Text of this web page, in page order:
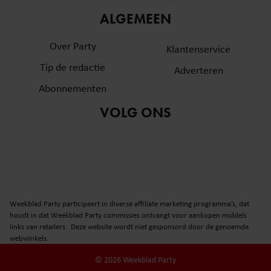
partners voor social media, adverteren en analyse. Deze
informatie die u aan ze heeft verstrekt of die ze hebben
verzameld op basis van uw gebruik van hun services. U
gebruiken.
ALGEMEEN
Over Party
Tip de redactie
Abonnementen
Klantenservice
Adverteren
VOLG ONS
Weekblad Party participeert in diverse affiliate marketing programma’s, dat
houdt in dat Weekblad Party commissies ontvangt voor aankopen middels
links van retailers. Deze website wordt niet gesponsord door de genoemde
webwinkels.
© 2026 Weekblad Party